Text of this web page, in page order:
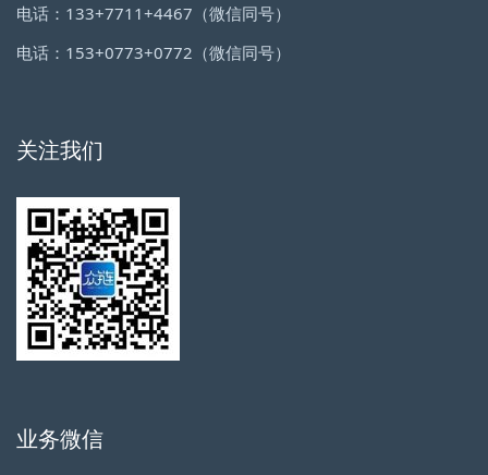
电话：133+7711+4467（微信同号）
电话：153+0773+0772（微信同号）
关注我们
业务微信